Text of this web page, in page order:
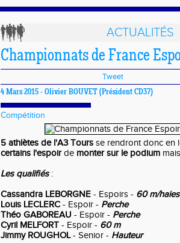
ACTUALITÉS
Championnats de France
Tweet
4 Mars 2015 - Olivier BOUVET (Président CD37)
Compétition
5 athlètes de l'A3 Tours se rendront donc en
certains l'espoirde monter sur le podium
Les qualifiés:
Cassandra LEBORGNE - Espoirs - 60 m/haies
Louis LECLERC- Espoir - Perche
Théo GABOREAU - Espoir - Perche
Cyril MELFORT - Espoir - 60 m
Jimmy ROUGHOL- Senior - Hauteur